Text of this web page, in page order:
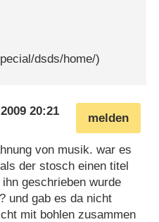
dsds/home/)
melden
20:21
von musik. war es
der stosch einen titel
geschrieben wurde
und gab es da nicht
mit bohlen zusammen